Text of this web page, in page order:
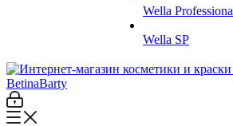
Wella
Wella SP